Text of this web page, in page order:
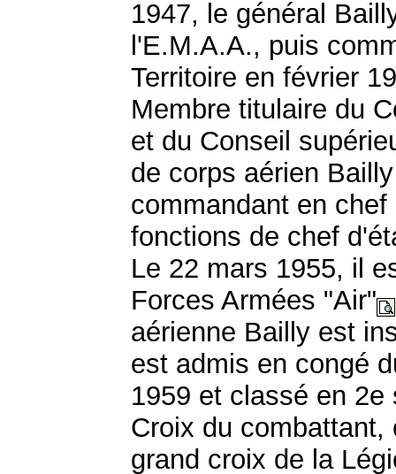
1947, le général
l'E.M.A.A., puis
Territoire en février
Membre titulaire du
et du Conseil
de corps aérien
commandant en
fonctions de chef
Le 22 mars 1955, il
Forces Armées "Air"
aérienne Bailly est
est admis en congé
1959 et classé en
Croix du combattant,
grand croix de la